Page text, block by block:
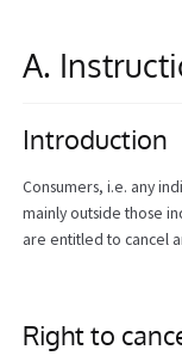
A.
Introduction
Consumers, i.e. any
mainly outside those
are entitled to cancel
Right to